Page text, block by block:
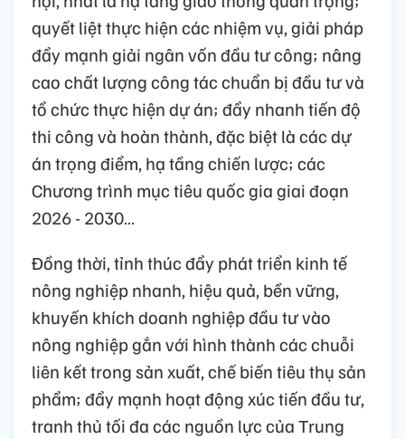
quyết liệt thực hiện các nhiệm vụ, giải pháp
đẩy mạnh giải ngân vốn đầu tư công; nâng
cao chất lượng công tác chuẩn bị đầu tư và
tổ chức thực hiện dự án; đẩy nhanh tiến độ
thi công và hoàn thành, đặc biệt là các dự
án trọng điểm, hạ tầng chiến lược; các
Chương trình mục tiêu quốc gia giai đoạn
2026 - 2030…
Đồng thời, tỉnh thúc đẩy phát triển kinh tế
nông nghiệp nhanh, hiệu quả, bền vững,
khuyến khích doanh nghiệp đầu tư vào
nông nghiệp gắn với hình thành các chuỗi
liên kết trong sản xuất, chế biến tiêu thụ sản
phẩm; đẩy mạnh hoạt động xúc tiến đầu tư,
tranh thủ tối đa các nguồn lực của Trung